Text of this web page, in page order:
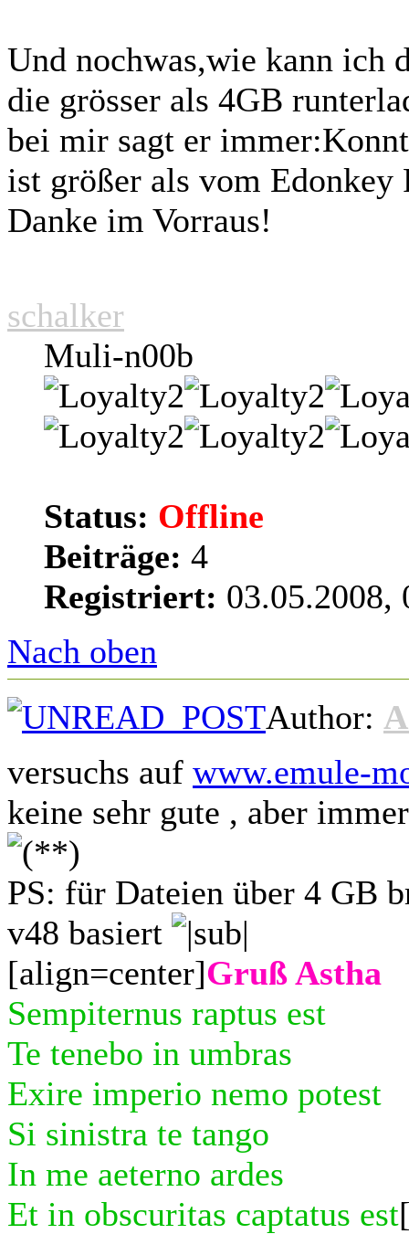
Und nochwas,wie kann ich
die grösser als 4GB
bei mir sagt er
ist größer als vom
Danke im Vorraus!
schalker
Muli-n00b
Status: Offline
Beiträge: 4
Registriert: 03.05.2008,
Nach oben
Author:
versuchs auf www.emule-
keine sehr gute , aber
PS: für Dateien über 4 GB
v48 basiert
[align=center]Gruß Astha
Sempiternus raptus est
Te tenebo in umbras
Exire imperio nemo potest
Si sinistra te tango
In me aeterno ardes
Et in obscuritas captatus est